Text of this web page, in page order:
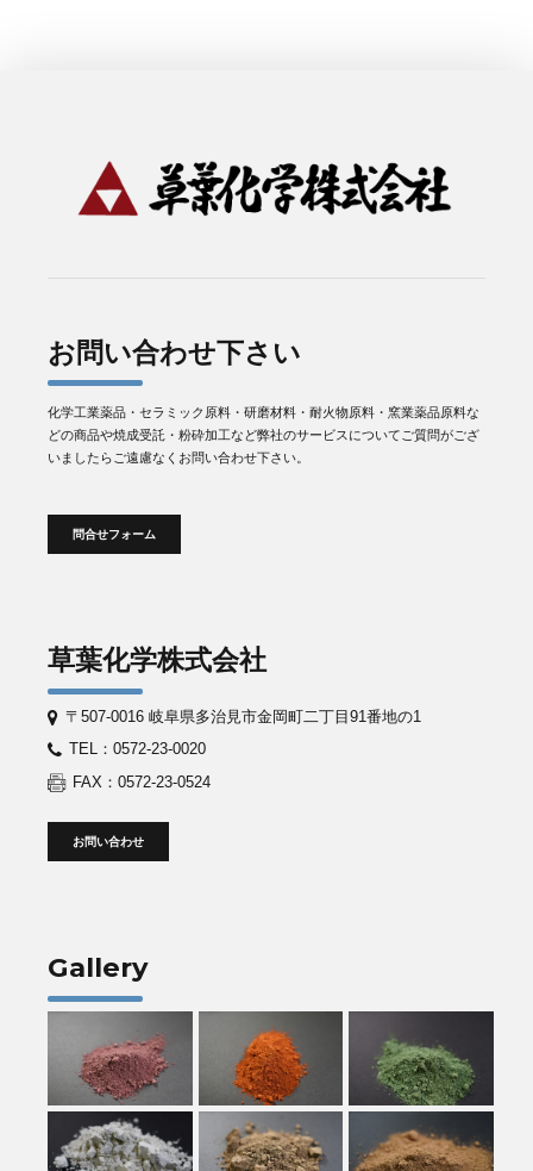
お問い合わせ下さい
化学工業薬品・セラミック原料・研磨材料・耐火物原料・窯業薬品原料な
どの商品や焼成受託・粉砕加工など弊社のサービスについてご質問がござ
いましたらご遠慮なくお問い合わせ下さい。
問合せフォーム
草葉化学株式会社
〒507-0016 岐阜県多治見市金岡町二丁目91番地の1
TEL：0572-23-0020
FAX：0572-23-0524
お問い合わせ
Gallery